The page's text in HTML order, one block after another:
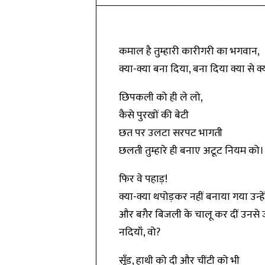
कमाल है तुम्हारी कारीगरी का भगवान,
क्या-क्या बना दिया, बना दिया क्या से
छिपकली को ही ले लो,
कैसे पुरखों की बेटी
छत पर उलटा सरपट भागती
छलती तुम्हारे ही बनाए अटूट नियम को।
फिर वे पहाड़!
क्या-क्या थपोड़कर नहीं बनाया गया
और बग़ैर बिजली के चालू कर दीं उनसे
नदियाँ, वो?
सूँड, हाथी को दी और चींटी को भी